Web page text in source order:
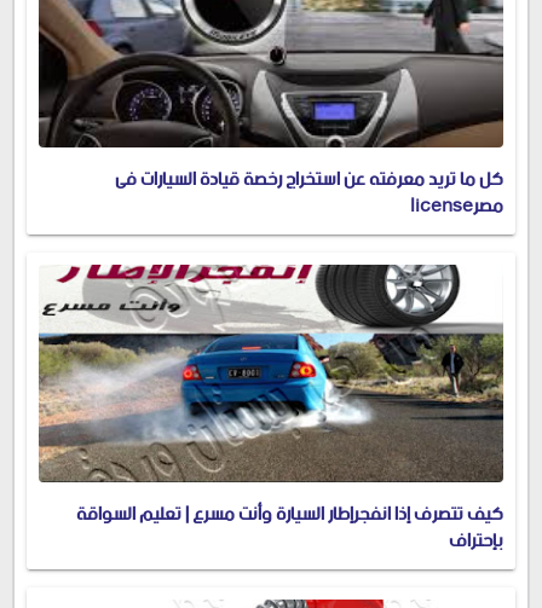
كل ما تريد معرفته عن استخراج رخصة قيادة السيارات فى
مصرlicense
كيف تتصرف إذا انفجرإطار السيارة وأنت مسرع | تعليم السواقة
بإحتراف